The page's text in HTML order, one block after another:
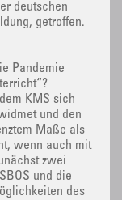
deutschen
getroffen.
Pandemie
KMS sich
und den
Maße als
wenn auch mit
zwei
und die
des